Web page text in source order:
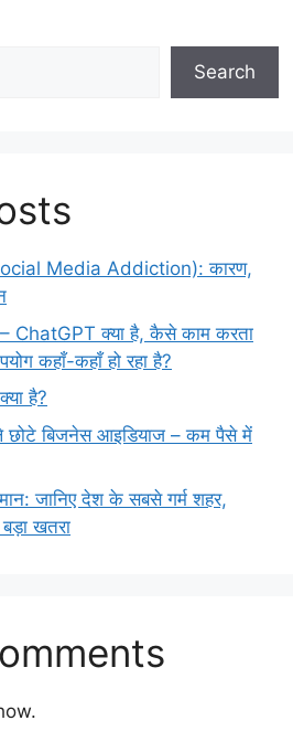
Search
Media Addiction): कारण,
ChatGPT क्या है, कैसे काम करता
कहाँ-कहाँ हो रहा है?
है?
छोटे बिजनेस आइडियाज – कम पैसे में
जानिए देश के सबसे गर्म शहर,
बड़ा खतरा